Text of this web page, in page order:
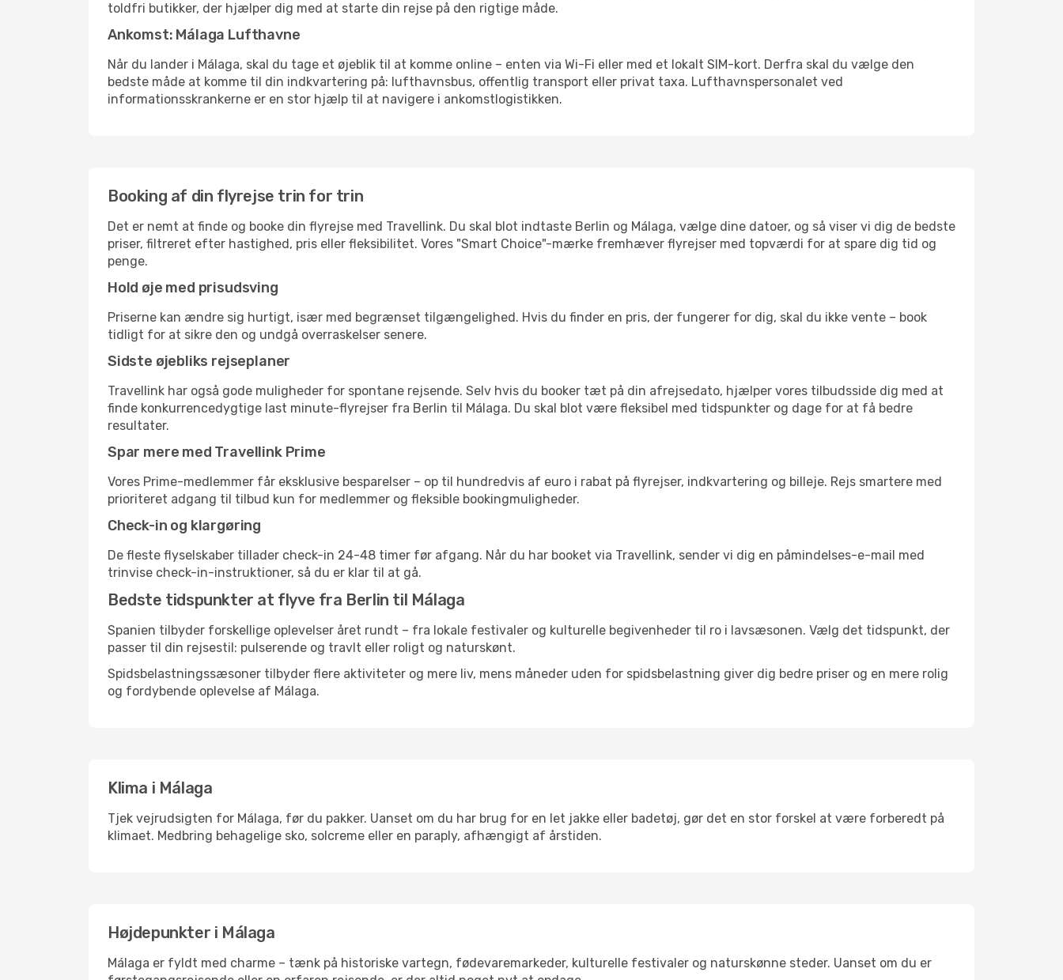
toldfri butikker, der hjælper dig med at starte din rejse på den rigtige måde.
Ankomst: Málaga Lufthavne
Når du lander i Málaga, skal du tage et øjeblik til at komme online – enten via Wi-Fi eller med et lokalt SIM-kort. Derfra skal du vælge den
bedste måde at komme til din indkvartering på: lufthavnsbus, offentlig transport eller privat taxa. Lufthavnspersonalet ved
informationsskrankerne er en stor hjælp til at navigere i ankomstlogistikken.
Booking af din flyrejse trin for trin
Det er nemt at finde og booke din flyrejse med Travellink. Du skal blot indtaste Berlin og Málaga, vælge dine datoer, og så viser vi dig de bedste
priser, filtreret efter hastighed, pris eller fleksibilitet. Vores "Smart Choice"-mærke fremhæver flyrejser med topværdi for at spare dig tid og
penge.
Hold øje med prisudsving
Priserne kan ændre sig hurtigt, især med begrænset tilgængelighed. Hvis du finder en pris, der fungerer for dig, skal du ikke vente – book
tidligt for at sikre den og undgå overraskelser senere.
Sidste øjebliks rejseplaner
Travellink har også gode muligheder for spontane rejsende. Selv hvis du booker tæt på din afrejsedato, hjælper vores tilbudsside dig med at
finde konkurrencedygtige last minute-flyrejser fra Berlin til Málaga. Du skal blot være fleksibel med tidspunkter og dage for at få bedre
resultater.
Spar mere med Travellink Prime
Vores Prime-medlemmer får eksklusive besparelser – op til hundredvis af euro i rabat på flyrejser, indkvartering og billeje. Rejs smartere med
prioriteret adgang til tilbud kun for medlemmer og fleksible bookingmuligheder.
Check-in og klargøring
De fleste flyselskaber tillader check-in 24-48 timer før afgang. Når du har booket via Travellink, sender vi dig en påmindelses-e-mail med
trinvise check-in-instruktioner, så du er klar til at gå.
Bedste tidspunkter at flyve fra Berlin til Málaga
Spanien tilbyder forskellige oplevelser året rundt – fra lokale festivaler og kulturelle begivenheder til ro i lavsæsonen. Vælg det tidspunkt, der
passer til din rejsestil: pulserende og travlt eller roligt og naturskønt.
Spidsbelastningssæsoner tilbyder flere aktiviteter og mere liv, mens måneder uden for spidsbelastning giver dig bedre priser og en mere rolig
og fordybende oplevelse af Málaga.
Klima i Málaga
Tjek vejrudsigten for Málaga, før du pakker. Uanset om du har brug for en let jakke eller badetøj, gør det en stor forskel at være forberedt på
klimaet. Medbring behagelige sko, solcreme eller en paraply, afhængigt af årstiden.
Højdepunkter i Málaga
Málaga er fyldt med charme – tænk på historiske vartegn, fødevaremarkeder, kulturelle festivaler og naturskønne steder. Uanset om du er